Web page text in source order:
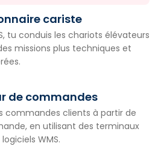
cariste
tu conduis les chariots élévateurs
missions plus techniques et
de commandes
commandes clients à partir de
en utilisant des terminaux
WMS.